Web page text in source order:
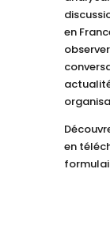
en
en